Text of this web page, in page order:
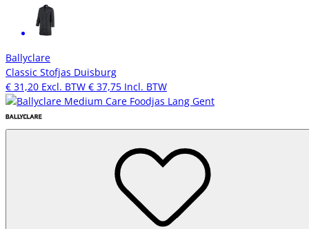
Ballyclare
Classic Stofjas Duisburg
€ 31,20 Excl. BTW € 37,75 Incl. BTW